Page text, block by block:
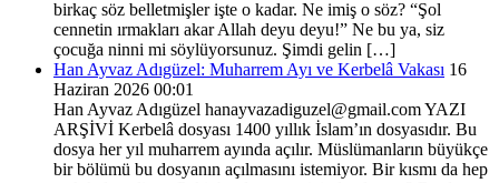
birkaç söz belletmişler işte o kadar. Ne imiş o söz? “Şol
cennetin ırmakları akar Allah deyu deyu!” Ne bu ya, siz
çocuğa ninni mi söylüyorsunuz. Şimdi gelin […]
Han Ayvaz Adıgüzel: Muharrem Ayı ve Kerbelâ Vakası 16
Haziran 2026 00:01
Han Ayvaz Adıgüzel hanayvazadiguzel@gmail.com YAZI
ARŞİVİ Kerbelâ dosyası 1400 yıllık İslam’ın dosyasıdır. Bu
dosya her yıl muharrem ayında açılır. Müslümanların büyükçe
bir bölümü bu dosyanın açılmasını istemiyor. Bir kısmı da hep